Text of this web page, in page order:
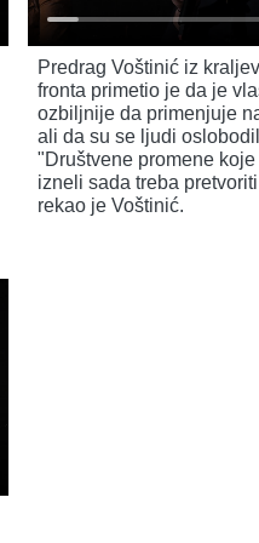
Predrag Voštinić iz
fronta primetio je da je
ozbiljnije da primenjuje
ali da su se ljudi
"Društvene promene
izneli sada treba
rekao je Voštinić.